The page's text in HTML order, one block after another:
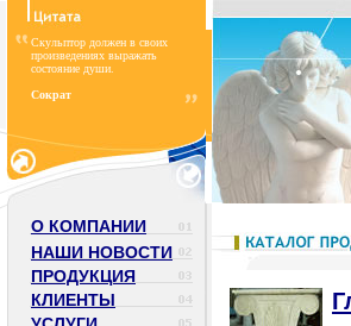
Скульптор должен в своих
произведениях выражать
состояние души.
Сократ
О КОМПАНИИ
НАШИ НОВОСТИ
ПРОДУКЦИЯ
КЛИЕНТЫ